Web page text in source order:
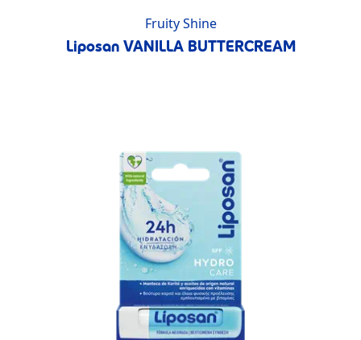
Fruity Shine
Liposan VANILLA BUTTERCREAM